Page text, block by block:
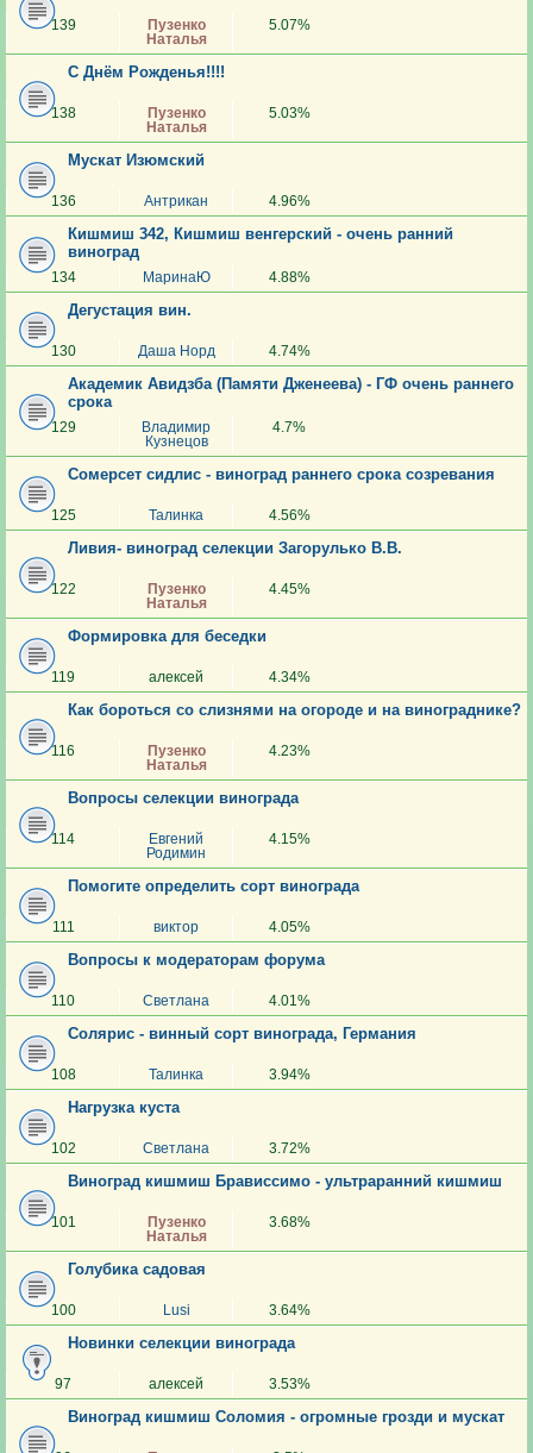
139
Пузенко
Наталья
5.07%
С Днём Рожденья!!!!
138
Пузенко
Наталья
5.03%
Мускат Изюмский
136 Антрикан 4.96%
Кишмиш 342, Кишмиш венгерский - очень ранний
виноград
134 МаринаЮ 4.88%
Дегустация вин.
130 Даша Норд 4.74%
Академик Авидзба (Памяти Дженеева) - ГФ очень раннего
срока
129
Владимир
Кузнецов
4.7%
Сомерсет сидлис - виноград раннего срока созревания
125 Талинка 4.56%
Ливия- виноград селекции Загорулько В.В.
122
Пузенко
Наталья
4.45%
Формировка для беседки
119 алексей 4.34%
Как бороться со слизнями на огороде и на винограднике?
116
Пузенко
Наталья
4.23%
Вопросы селекции винограда
114
Евгений
Родимин
4.15%
Помогите определить сорт винограда
111 виктор 4.05%
Вопросы к модераторам форума
110 Светлана 4.01%
Солярис - винный сорт винограда, Германия
108 Талинка 3.94%
Нагрузка куста
102 Светлана 3.72%
Виноград кишмиш Брависсимо - ультраранний кишмиш
101
Пузенко
Наталья
3.68%
Голубика садовая
100 Lusi 3.64%
Новинки селекции винограда
97 алексей 3.53%
Виноград кишмиш Соломия - огромные грозди и мускат